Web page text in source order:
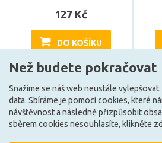
127 Kč
DO KOŠÍKU
Může být u Vás 17. 8.
Než budete pokračovat
Snažíme se náš web neustále
data. Sbíráme je pomocí cookies, které
návštěvnost a následně přizpůsobit
sběrem cookies nesouhlasíte, klikněte